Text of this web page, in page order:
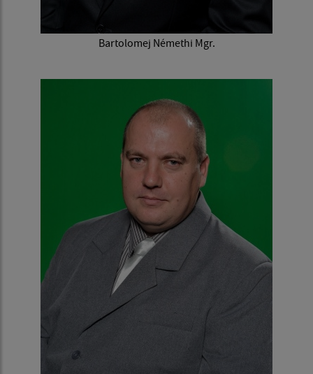
Bartolomej Némethi Mgr.